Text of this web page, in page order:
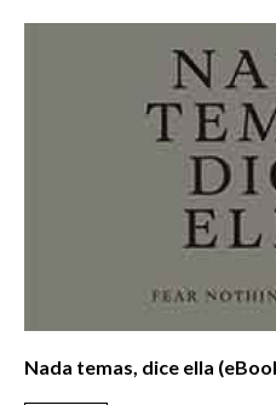
Nada temas, dice ella